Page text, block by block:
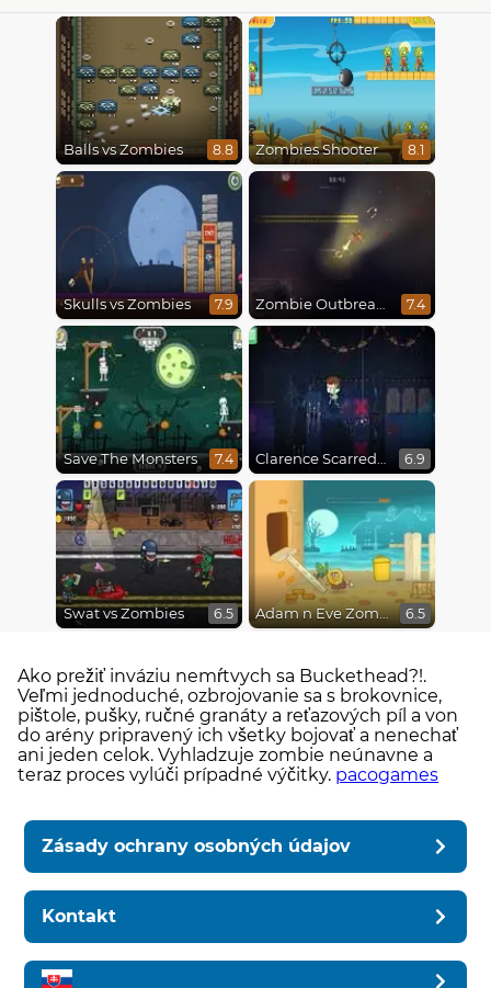
Balls vs Zombies 8.8 Zombies Shooter 8.1
Skulls vs Zombies 7.9 Zombie Outbreak Arena 7.4
Save The Monsters 7.4 Clarence Scarred Silly 6.9
Swat vs Zombies 6.5 Adam n Eve Zombies 6.5
Ako prežiť inváziu nemŕtvych sa Buckethead?!.
Veľmi jednoduché, ozbrojovanie sa s brokovnice,
pištole, pušky, ručné granáty a reťazových píl a von
do arény pripravený ich všetky bojovať a nenechať
ani jeden celok. Vyhladzuje zombie neúnavne a
teraz proces vylúči prípadné výčitky. pacogames
Zásady ochrany osobných údajov
Kontakt